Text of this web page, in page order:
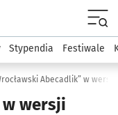
Kultura
Stypendia Festiwale
w wersji